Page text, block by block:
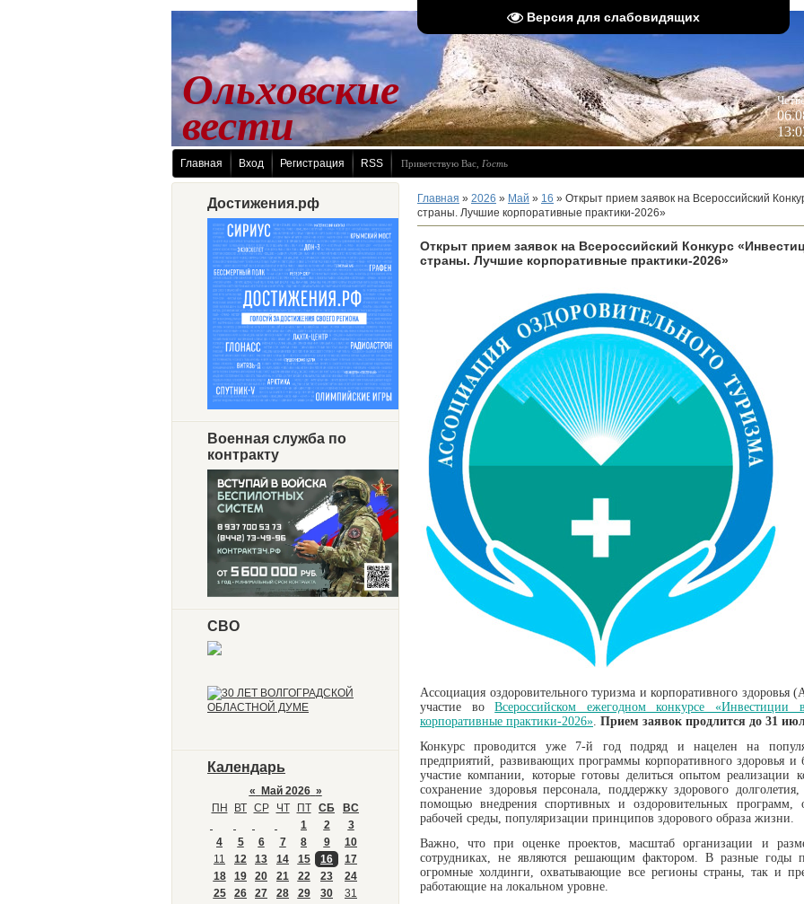
Версия для слабовидящих
Ольховские
вести
Главная Вход Регистрация RSS Приветствую Вас Гость
Достижения.рф
Военная служба по
контракту
СВО
Календарь
« Май 2026 »
ПН
ВТ СР ЧТ ПТ СБ
ВС
1
2
3
4
5 6 7 8 9
10
11
12 13 14 15 16
17
18
19 20 21 22 23
24
25
26 27 28 29 30 31
Главная » 2026 » Май » 16 » Открыт прием заявок на Всероссийский
страны. Лучшие корпоративные практики-2026»
Открыт прием заявок на Всероссийский Конкурс
страны. Лучшие корпоративные практики-2026»
Ассоциация оздоровительного туризма и корпоративного здоровья
участие воВсероссийском ежегодном конкурсе
корпоративные практики-2026». Прием заявок продлится до 31
Конкурс проводится уже 7-й год подряд и нацелен на
предприятий, развивающих программы корпоративного здоровья и
участие компании, которые готовы делиться опытом реализации
сохранение здоровья персонала, поддержку здорового
помощью внедрения спортивных и оздоровительных программ,
рабочей среды, популяризации принципов здорового образа жизни.
Важно, что при оценке проектов, масштаб организации и
сотрудниках, не являются решающим фактором. В разные годы
огромные холдинги, охватывающие все регионы страны, так и
работающие на локальном уровне.